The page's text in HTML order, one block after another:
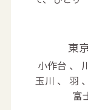
東
小作台 、
玉川 、 羽
富